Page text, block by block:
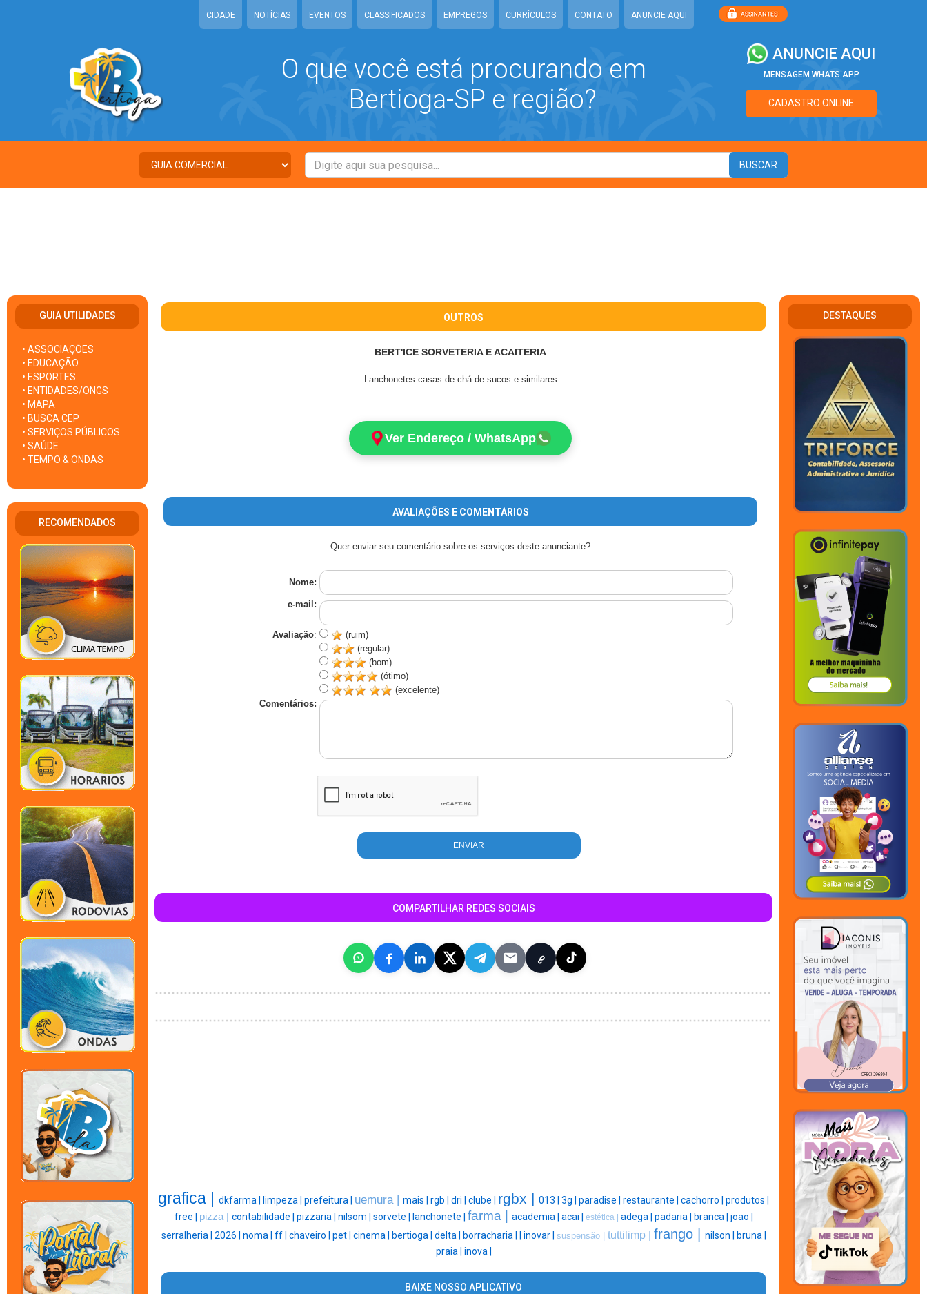
CIDADE NOTÍCIAS EVENTOS CLASSIFICADOS EMPREGOS CURRÍCULOS CONTATO ANUNCIE AQUI
O que você está procurando em
Bertioga-SP e região?
ANUNCIE AQUI
MENSAGEM WHATS APP
CADASTRO ONLINE
GUIA UTILIDADES
• ASSOCIAÇÕES
• EDUCAÇÃO
• ESPORTES
• ENTIDADES/ONGS
• MAPA
• BUSCA CEP
• SERVIÇOS PÚBLICOS
• SAÚDE
• TEMPO & ONDAS
RECOMENDADOS
OUTROS
BERT'ICE SORVETERIA E ACAITERIA
Lanchonetes casas de chá de sucos e similares
Ver Endereço / WhatsApp
AVALIAÇÕES E COMENTÁRIOS
Quer enviar seu comentário sobre os serviços deste anunciante?
Nome:
e-mail:
Avaliação:
(ruim)
(regular)
(bom)
(ótimo)
(excelente)
Comentários:
COMPARTILHAR REDES SOCIAIS
grafica | dkfarma | limpeza | prefeitura | uemura | mais | rgb | dri | clube | rgbx | 013 | 3g | paradise | restaurante | cachorro | produtos |
free | pizza | contabilidade | pizzaria | nilsom | sorvete | lanchonete | farma | academia | acai | estética | adega | padaria | branca | joao |
serralheria | 2026 | noma | ff | chaveiro | pet | cinema | bertioga | delta | borracharia | inovar | suspensão | tuttilimp | frango | nilson |
bruna |
praia | inova |
BAIXE NOSSO APLICATIVO
DESTAQUES